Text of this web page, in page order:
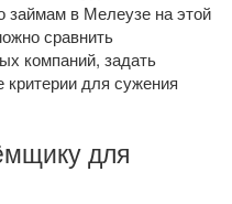
займам в Мелеузе на этой
сравнить
компаний, задать
для сужения
для